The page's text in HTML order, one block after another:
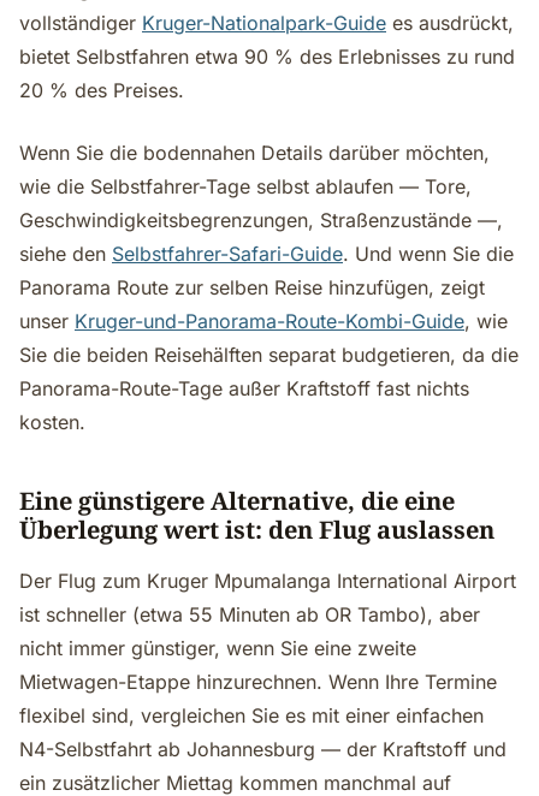
vollständiger Kruger-Nationalpark-Guide es ausdrückt,
bietet Selbstfahren etwa 90 % des Erlebnisses zu rund
20 % des Preises.
Wenn Sie die bodennahen Details darüber möchten,
wie die Selbstfahrer-Tage selbst ablaufen — Tore,
Geschwindigkeitsbegrenzungen, Straßenzustände —,
siehe den Selbstfahrer-Safari-Guide. Und wenn Sie die
Panorama Route zur selben Reise hinzufügen, zeigt
unser Kruger-und-Panorama-Route-Kombi-Guide, wie
Sie die beiden Reisehälften separat budgetieren, da die
Panorama-Route-Tage außer Kraftstoff fast nichts
kosten.
Eine günstigere Alternative, die eine
Überlegung wert ist: den Flug auslassen
Der Flug zum Kruger Mpumalanga International Airport
ist schneller (etwa 55 Minuten ab OR Tambo), aber
nicht immer günstiger, wenn Sie eine zweite
Mietwagen-Etappe hinzurechnen. Wenn Ihre Termine
flexibel sind, vergleichen Sie es mit einer einfachen
N4-Selbstfahrt ab Johannesburg — der Kraftstoff und
ein zusätzlicher Miettag kommen manchmal auf